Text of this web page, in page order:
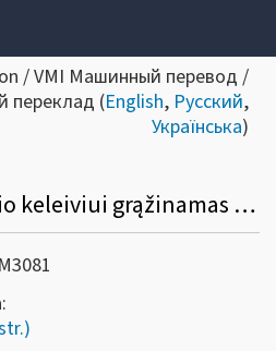
/ VMI Машинный перевод /
переклад (English, Русский,
Українська)
Kada ir kaip užsienio keleiviui grąžinamas sumokėtas PVM?